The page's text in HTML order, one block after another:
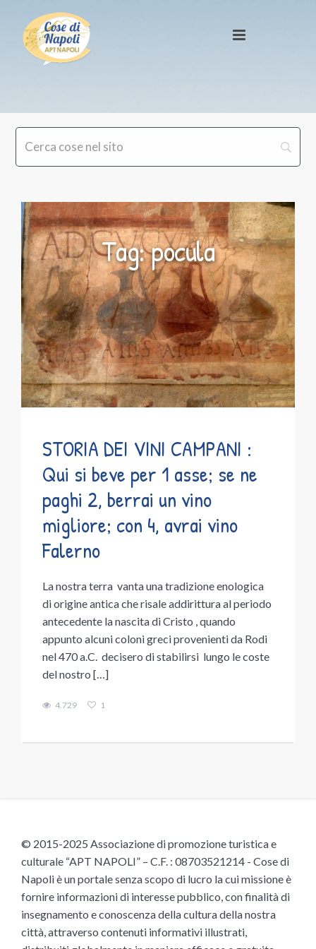
Tag: pocula
STORIA DEI VINI CAMPANI :
Qui si beve per 1 asse; se ne
paghi 2, berrai un vino
migliore; con 4, avrai vino
Falerno
La nostra terra vanta una tradizione enologica
di origine antica che risale addirittura al periodo
antecedente la nascita di Cristo , quando
appunto alcuni coloni greci provenienti da Rodi
nel 470 a.C. decisero di stabilirsi lungo le coste
del nostro […]
4.729 1
© 2015-2025 Associazione di promozione turistica e
culturale “APT NAPOLI” – C.F. : 08703521214 - Cose di
Napoli è un portale senza scopo di lucro la cui missione è
fornire informazioni di interesse pubblico, con finalità di
insegnamento e conoscenza della cultura della nostra
città, attraverso contenuti informativi illustrati,